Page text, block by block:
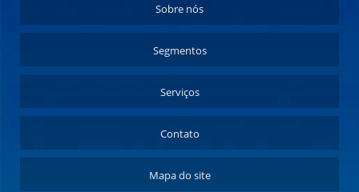
Sobre nós
Segmentos
Serviços
Contato
Mapa do site